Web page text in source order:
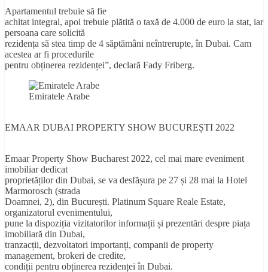
Apartamentul trebuie să fie
achitat integral, apoi trebuie plătită o taxă de 4.000 de euro la stat, iar
persoana care solicită
rezidența să stea timp de 4 săptămâni neîntrerupte, în Dubai. Cam
acestea ar fi procedurile
pentru obținerea rezidenței”, declară Fady Friberg.
Emiratele Arabe
EMAAR DUBAI PROPERTY SHOW BUCUREȘTI 2022
Emaar Property Show Bucharest 2022, cel mai mare eveniment
imobiliar dedicat
proprietăților din Dubai, se va desfășura pe 27 și 28 mai la Hotel
Marmorosch (strada
Doamnei, 2), din București. Platinum Square Reale Estate,
organizatorul evenimentului,
pune la dispoziția vizitatorilor informații și prezentări despre piața
imobiliară din Dubai,
tranzacții, dezvoltatori importanți, companii de property
management, brokeri de credite,
condiții pentru obținerea rezidenței în Dubai.